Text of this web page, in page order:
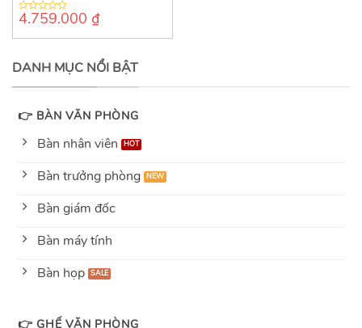
0
of
4.759.000 ₫
DANH MỤC NỔI BẬT
👉 BÀN VĂN PHÒNG
Bàn nhân viên
Bàn trưởng phòng
Bàn giám đốc
Bàn máy tính
Bàn họp
👉 GHẾ VĂN PHÒNG